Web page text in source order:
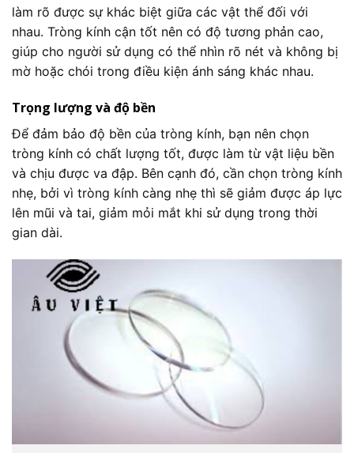
làm rõ được sự khác biệt giữa các vật thể đối với
nhau. Tròng kính cận tốt nên có độ tương phản cao,
giúp cho người sử dụng có thể nhìn rõ nét và không bị
mờ hoặc chói trong điều kiện ánh sáng khác nhau.
Trọng lượng và độ bền
Để đảm bảo độ bền của tròng kính, bạn nên chọn
tròng kính có chất lượng tốt, được làm từ vật liệu bền
và chịu được va đập. Bên cạnh đó, cần chọn tròng kính
nhẹ, bởi vì tròng kính càng nhẹ thì sẽ giảm được áp lực
lên mũi và tai, giảm mỏi mắt khi sử dụng trong thời
gian dài.